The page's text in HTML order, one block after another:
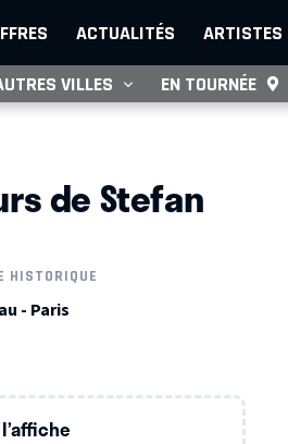
ACTUALITÉS ARTISTES
VILLES EN TOURNÉE
de Stefan
HISTORIQUE
- Paris